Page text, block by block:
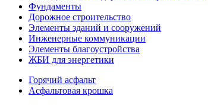
Фундаменты
Дорожное строительство
Элементы зданий и сооружений
Инженерные коммуникации
Элементы благоустройства
ЖБИ для энергетики
Горячий асфальт
Асфальтовая крошка